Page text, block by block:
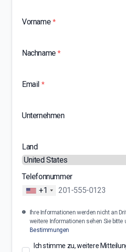
Vorname*
Nachname*
Email *
Unternehmen
Land
Telefonnummer
+1
Ihre Informationen werden nicht an
weitere Informationen sehen Sie bitte
Bestimmungen
Ich stimme zu, weitere